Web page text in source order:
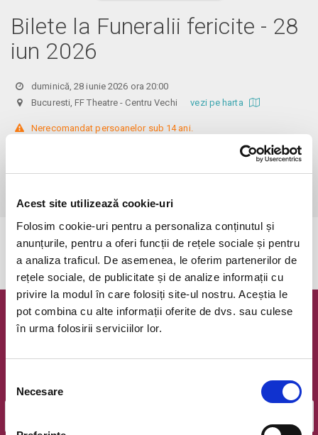
Acest site utilizează cookie-uri
Folosim cookie-uri pentru a personaliza conținutul și
anunțurile, pentru a oferi funcții de rețele sociale și pentru
a analiza traficul. De asemenea, le oferim partenerilor de
rețele sociale, de publicitate și de analize informații cu
privire la modul în care folosiți site-ul nostru. Aceștia le
pot combina cu alte informații oferite de dvs. sau culese
în urma folosirii serviciilor lor.
consimțământului
Necesare
Bilete la Funeralii fericite - 28
iun 2026
duminică, 28 iunie 2026 ora 20:00
Bucuresti, FF Theatre - Centru Vechivezi pe harta
Nerecomandat persoanelor sub 14 ani.
Din respect pentru actori si public avem rugamintea de a va prezenta
cu cel putin 30 de minute inainte de inceperea spectacolului.
Dupa ora inceperii reprezentatiei, rezervarile si biletele isi pierd
Evenimentul a expirat.
Newsletter @ Bilete.ro
Oferte exclusive si o editie saptamanala cu cele mai noi
Email